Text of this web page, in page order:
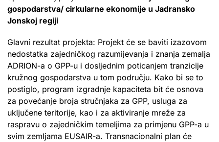
gospodarstva/ cirkularne ekonomije u Jadransko
Jonskoj regiji
Glavni rezultat projekta: Projekt će se baviti izazovom
nedostatka zajedničkog razumijevanja i znanja zemalja
ADRION-a o GPP-u i dosljednim poticanjem tranzicije
kružnog gospodarstva u tom području. Kako bi se to
postiglo, program izgradnje kapaciteta bit će osnova
za povećanje broja stručnjaka za GPP, usluga za
uključene teritorije, kao i za aktiviranje mreže za
raspravu o zajedničkim temeljima za primjenu GPP-a u
svim zemljama EUSAIR-a. Transnacionalni plan će